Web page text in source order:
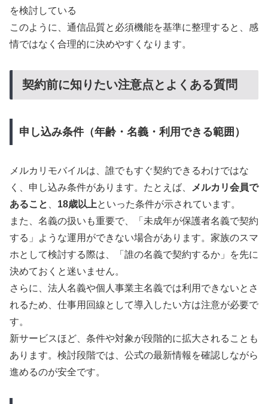
を検討している
このように、通信品質と必須機能を基準に整理すると、感
情ではなく合理的に決めやすくなります。
契約前に知りたい注意点とよくある質問
申し込み条件（年齢・名義・利用できる範囲）
メルカリモバイルは、誰でもすぐ契約できるわけではな
く、申し込み条件があります。たとえば、
メルカリ会員で
あること
18歳以上といった条件が示されています。
また、名義の扱いも重要で、「未成年が保護者名義で契約
する」ような運用ができない場合があります。家族のスマ
ホとして検討する際は、「誰の名義で契約するか」を先に
決めておくと迷いません。
さらに、法人名義や個人事業主名義では利用できないとさ
れるため、仕事用回線として導入したい方は注意が必要で
す。
新サービスほど、条件や対象が段階的に拡大されることも
あります。検討段階では、公式の最新情報を確認しながら
進めるのが安全です。